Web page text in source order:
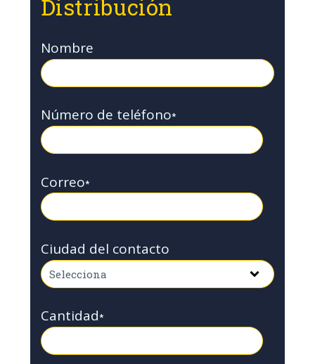
Distribución
Nombre
Número de teléfono*
Correo*
Ciudad del contacto
Cantidad*